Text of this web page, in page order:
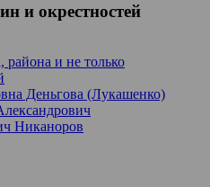
и окрестностей
и не только
Деньгова (Лукашенко)
Никаноров